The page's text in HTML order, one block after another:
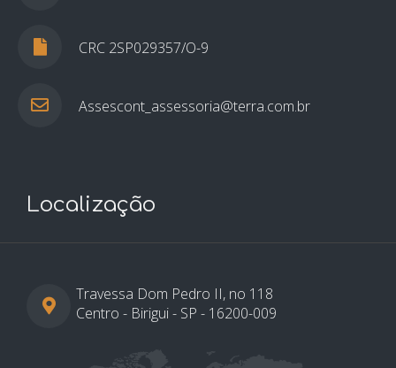
CRC 2SP029357/O-9
Assescont_assessoria@terra.com.br
Localização
Travessa Dom Pedro II, no 118
Centro - Birigui - SP - 16200-009